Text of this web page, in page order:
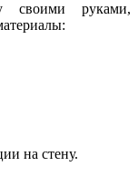
своими руками,
на стену.